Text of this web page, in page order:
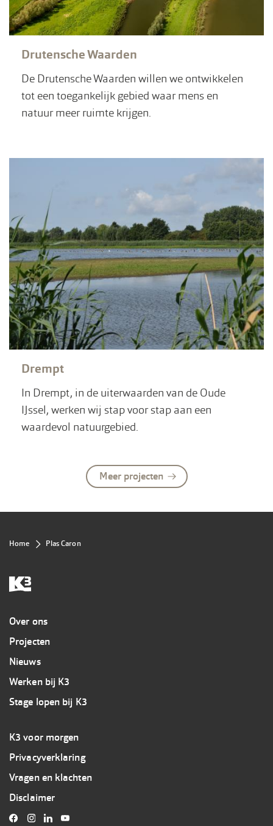
Drutensche Waarden
De Drutensche Waarden willen we ontwikkelen
tot een toegankelijk gebied waar mens en
natuur meer ruimte krijgen.
Drempt
In Drempt, in de uiterwaarden van de Oude
IJssel, werken wij stap voor stap aan een
waardevol natuurgebied.
Meer projecten
Kruimelpad
Home Plas Caron
Overig
Over ons
Projecten
Nieuws
Werken bij K3
Stage lopen bij K3
Footer
3
K3
K3 voor morgen
Privacyverklaring
Vragen en klachten
Disclaimer